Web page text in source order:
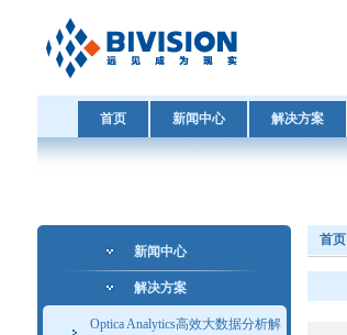
首页 新闻中心 解决方案
新闻中心
解决方案
Optica Analytics高效大数据分析解
首页